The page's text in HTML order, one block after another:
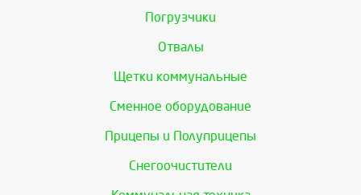
Погрузчики
Отвалы
Щетки коммунальные
Сменное оборудование
Прицепы и Полуприцепы
Снегоочистители